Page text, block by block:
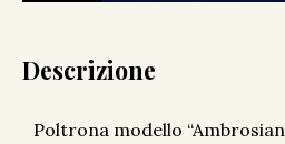
Descrizione
Poltrona modello